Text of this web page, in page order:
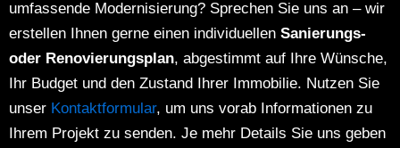
umfassende Modernisierung? Sprechen Sie uns an – wir
erstellen Ihnen gerne einen individuellen Sanierungs-
oder Renovierungsplan, abgestimmt auf Ihre Wünsche,
Ihr Budget und den Zustand Ihrer Immobilie. Nutzen Sie
unser Kontaktformular, um uns vorab Informationen zu
Ihrem Projekt zu senden. Je mehr Details Sie uns geben